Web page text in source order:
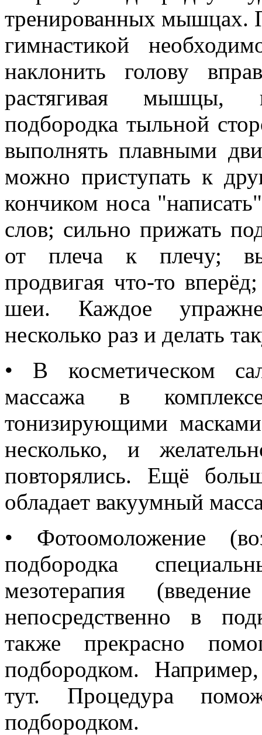
тренированных мышцах.
гимнастикой
наклонить голову
растягивая мышцы,
подбородка тыльной
выполнять плавными
можно приступать к
кончиком носа
слов; сильно прижать
от плеча к плечу;
продвигая что-то
шеи. Каждое
несколько раз и делать
• В косметическом
массажа в
тонизирующими
несколько, и
повторялись. Ещё
обладает вакуумный
• Фотоомоложение
подбородка
мезотерапия
непосредственно в
также прекрасно
подбородком.
тут. Процедура
подбородком.